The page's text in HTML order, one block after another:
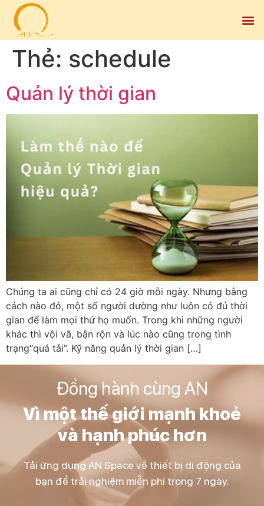
Thẻ: schedule
Quản lý thời gian
Chúng ta ai cũng chỉ có 24 giờ mỗi ngày. Nhưng bằng
cách nào đó, một số người dường như luôn có đủ thời
gian để làm mọi thứ họ muốn. Trong khi những người
khác thì vội vã, bận rộn và lúc nào cũng trong tình
trạng“quá tải”. Kỹ năng quản lý thời gian […]
Đồng hành cùng AN
Vì một thế giới mạnh khoẻ
và hạnh phúc hơn
Tải ứng dụng AN Space về thiết bị di động của
bạn để trải nghiệm miễn phí trong 7 ngày.